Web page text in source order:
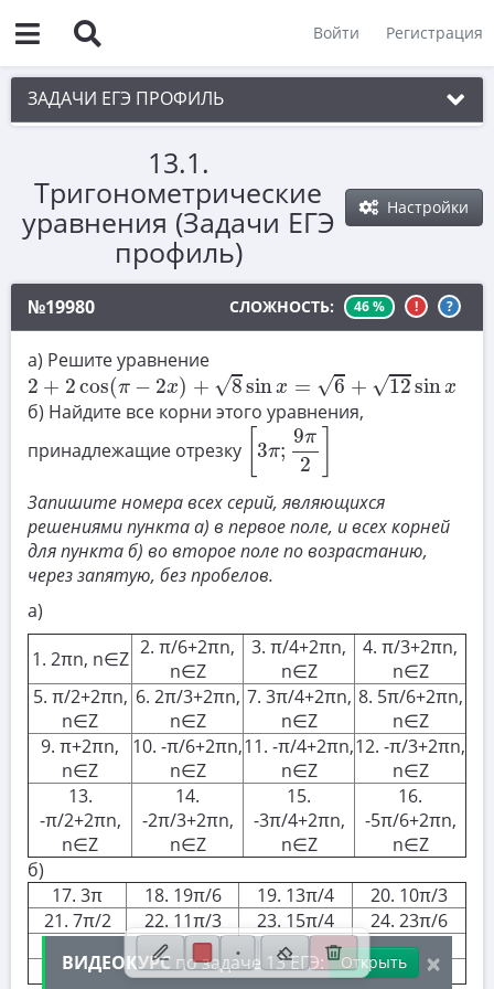
Войти Регистрация
ЗАДАЧИ ЕГЭ ПРОФИЛЬ
1. Планиметрия
2. Векторы
4. Классическое определение вероятности
5. Теория вероятностей
6. Уравнения
7. Нахождение значений выражений
9. Задачи прикладного содержания
10. Текстовые задачи
11. Графики функций
13. Сложные уравнения
13.1. Тригонометрические уравнения
13.2. Тригонометрические уравнения с учетом
ОДЗ
13.3. Показательные уравнения
13.4. Логарифмические уравнения
13.5. Смешанные уравнения
14. Стереометрия
15. Неравенства
16. Экономические задачи
Настройки
13.1.
Тригонометрические
уравнения (Задачи ЕГЭ
профиль)
№19980 СЛОЖНОСТЬ: 46 % ! ?
а) Решите уравнение
2 + 2cos(π − 2x) + √8sinx = √6 + √12sinx
2+ 2cos(π−2x)+8sin =6 +
б) Найдите все корни этого уравнения,
принадлежащие отрезку
3π;
9π
2
[3π;9π2]
Запишите номера всех серий, являющихся
решениями пункта а) в первое поле, и всех корней
для пункта б) во второе поле ​по возрастанию,
через запятую, без пробелов.
а)
1. 2πn, n∈Z 2. π/6+2πn,
n∈Z
3. π/4+2πn,
n∈Z
4. π/3+2πn,
n∈Z
5. π/2+2πn,
n∈Z
6. 2π/3+2πn,
n∈Z
7. 3π/4+2πn,
n∈Z
8. 5π/6+2πn,
n∈Z
9. π+2πn,
n∈Z
10. -π/6+2πn,
n∈Z
11. -π/4+2πn,
n∈Z
12. -π/3+2πn,
n∈Z
13.
-π/2+2πn,
n∈Z
14.
-2π/3+2πn,
n∈Z
15.
-3π/4+2πn,
n∈Z
16.
-5π/6+2πn,
n∈Z
б)
17. 3π
18. 19π/6 19. 13π/4
20. 10π/3
21. 7π/2
22. 11π/3 23. 15π/4
24. 23π/6
26. 25π/6 27. 17π/4
28. 13π/3
29. 9π/2
×
ВИДЕОКУРС по задаче 13 ЕГЭ: Открыть